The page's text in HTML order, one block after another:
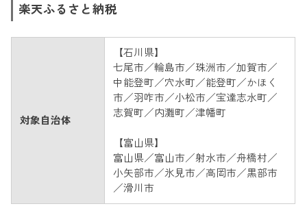
楽天ふるさと納税
対象自治体
【石川県】
七尾市／輪島市／珠洲市／加賀市／
中能登町／穴水町／能登町／かほく
市／羽咋市／小松市／宝達志水町／
志賀町／内灘町／津幡町
【富山県】
富山県／富山市／射水市／舟橋村／
小矢部市／氷見市／高岡市／黒部市
／滑川市